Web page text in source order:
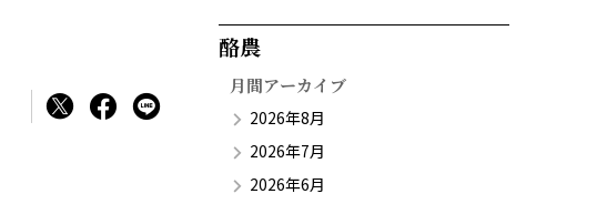
酪農​
月間アーカイブ
2026年8月
2026年7月
2026年6月